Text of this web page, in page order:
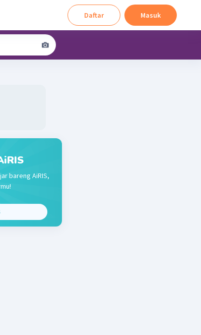
Daftar Masuk
bareng AiRIS,